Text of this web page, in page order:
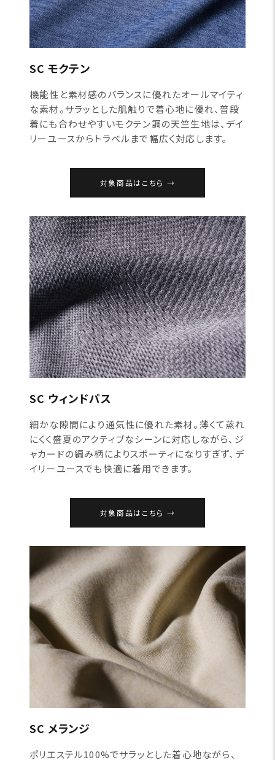
SC モクテン
機能性と素材感のバランスに優れたオールマイティ
な素材。サラッとした肌触りで着心地に優れ、普段
着にも合わせやすいモクテン調の天竺生地は、デイ
リーユースからトラベルまで幅広く対応します。
対象商品はこちら
SC ウィンドパス
細かな隙間により通気性に優れた素材。薄くて蒸れ
にくく盛夏のアクティブなシーンに対応しながら、ジ
ャカードの編み柄によりスポーティになりすぎず、デ
イリーユースでも快適に着用できます。
対象商品はこちら
SC メランジ
ポリエステル100%でサラッとした着心地ながら、